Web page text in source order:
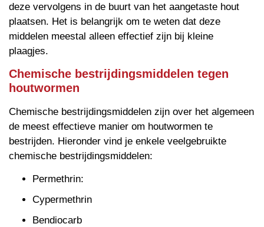
deze vervolgens in de buurt van het aangetaste hout
plaatsen. Het is belangrijk om te weten dat deze
middelen meestal alleen effectief zijn bij kleine
plaagjes.
Chemische bestrijdingsmiddelen tegen
houtwormen
Chemische bestrijdingsmiddelen zijn over het algemeen
de meest effectieve manier om houtwormen te
bestrijden. Hieronder vind je enkele veelgebruikte
chemische bestrijdingsmiddelen:
Permethrin:
Cypermethrin
Bendiocarb